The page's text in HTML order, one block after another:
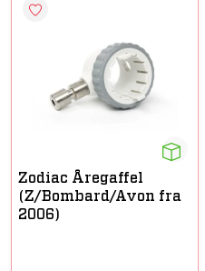
Zodiac Åregaffel
(Z/Bombard/Avon fra
2006)